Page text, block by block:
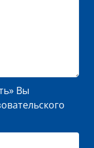
Вы